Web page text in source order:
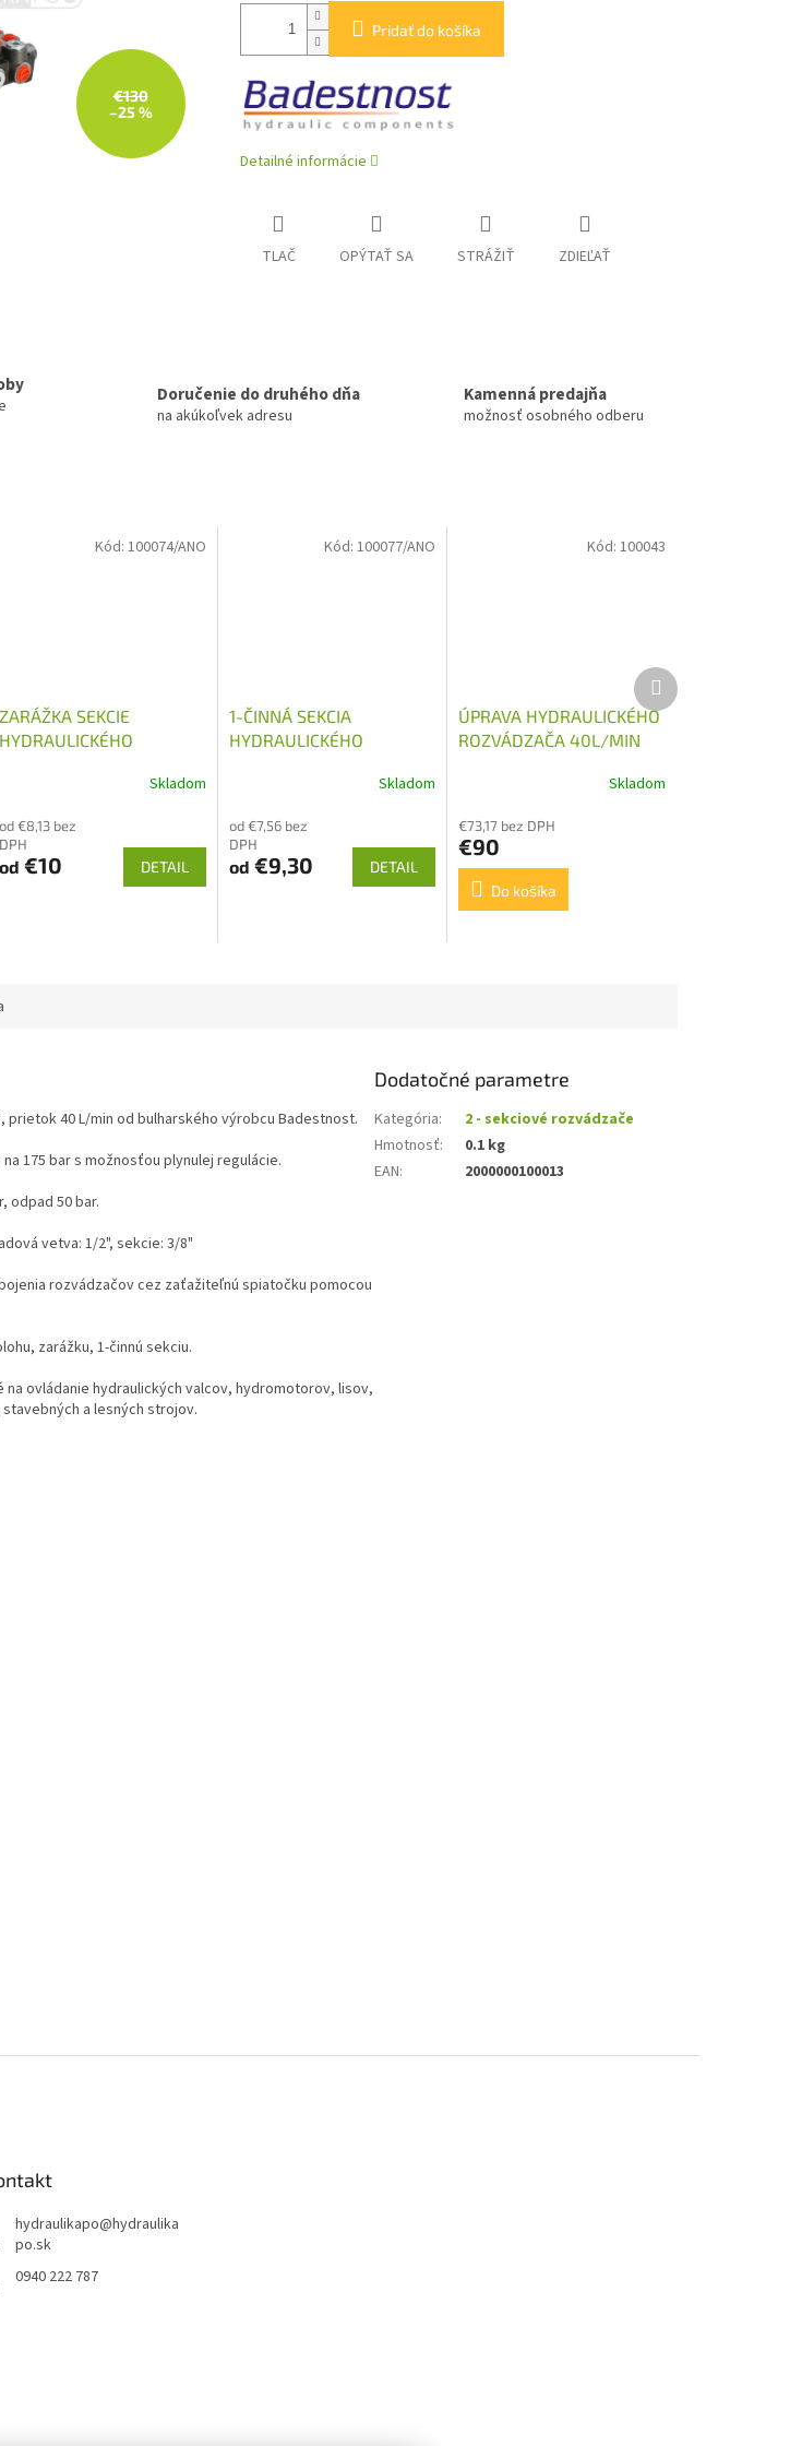
€130
–25 %
Pridať do košíka
Detailné informácie
TLAČ OPÝTAŤ SA STRÁŽIŤ ZDIEĽAŤ
Doručenie do druhého dňa
na akúkoľvek adresu
Kamenná predajňa
možnosť osobného odberu
ZARÁŽKA SEKCIE
HYDRAULICKÉHO
Skladom
od €8,13 bez
DPH
od €10 DETAIL
Kód: 100074/ANO
1-ČINNÁ SEKCIA
HYDRAULICKÉHO
Skladom
od €7,56 bez
DPH
od €9,30 DETAIL
Kód:100077/ANO
ÚPRAVA HYDRAULICKÉHO
ROZVÁDZAČA 40L/MIN
Skladom
€73,17 bez DPH
€90
Do košíka
Kód: 100043
Ďalší
produkt
prietok 40 L/min od bulharského výrobcu Badestnost.
175 bar s možnosťou plynulej regulácie.
odpad 50 bar.
vetva: 1/2", sekcie: 3/8"
rozvádzačov cez zaťažiteľnú spiatočku pomocou
zarážku, 1-činnú sekciu.
na ovládanie hydraulických valcov, hydromotorov, lisov,
a lesných strojov.
Dodatočné parametre
Kategória:
2 - sekciové rozvádzače
Hmotnosť:
0.1 kg
EAN: 2000000100013
hydraulikapo@hydraulika
po.sk
0940 222 787